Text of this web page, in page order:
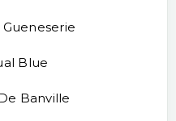
Blue
Banville